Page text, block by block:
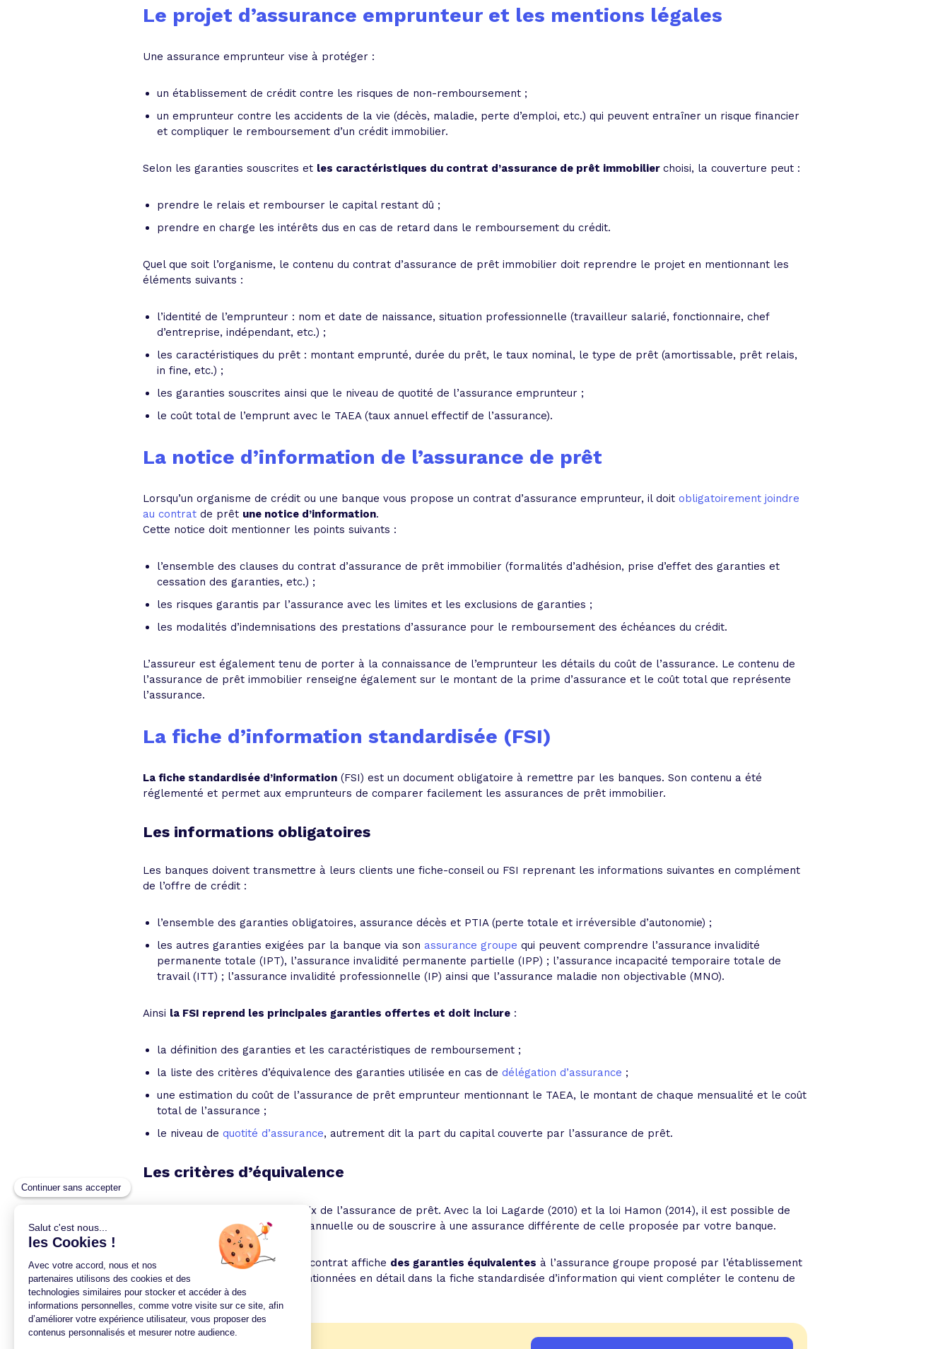
Le projet d’assurance emprunteur et les mentions légales
Une assurance emprunteur vise à protéger :
un établissement de crédit contre les risques de non-remboursement ;
un emprunteur contre les accidents de la vie (décès, maladie, perte d’emploi, etc.) qui peuvent entraîner un risque financier
et compliquer le remboursement d’un crédit immobilier.
Selon les garanties souscrites et les caractéristiques du contrat d’assurance de prêt immobilier choisi, la couverture peut :
prendre le relais et rembourser le capital restant dû ;
prendre en charge les intérêts dus en cas de retard dans le remboursement du crédit.
Quel que soit l’organisme, le contenu du contrat d’assurance de prêt immobilier doit reprendre le projet en mentionnant les
éléments suivants :
l’identité de l’emprunteur : nom et date de naissance, situation professionnelle (travailleur salarié, fonctionnaire, chef
d’entreprise, indépendant, etc.) ;
les caractéristiques du prêt : montant emprunté, durée du prêt, le taux nominal, le type de prêt (amortissable, prêt relais,
in fine, etc.) ;
les garanties souscrites ainsi que le niveau de quotité de l’assurance emprunteur ;
le coût total de l’emprunt avec le TAEA (taux annuel effectif de l’assurance).
La notice d’information de l’assurance de prêt
Lorsqu’un organisme de crédit ou une banque vous propose un contrat d’assurance emprunteur, il doit obligatoirement joindre
au contrat de prêt une notice d’information.
Cette notice doit mentionner les points suivants :
l’ensemble des clauses du contrat d’assurance de prêt immobilier (formalités d’adhésion, prise d’effet des garanties et
cessation des garanties, etc.) ;
les risques garantis par l’assurance avec les limites et les exclusions de garanties ;
les modalités d’indemnisations des prestations d’assurance pour le remboursement des échéances du crédit.
L’assureur est également tenu de porter à la connaissance de l’emprunteur les détails du coût de l’assurance. Le contenu de
l’assurance de prêt immobilier renseigne également sur le montant de la prime d’assurance et le coût total que représente
l’assurance.
La fiche d’information standardisée (FSI)
La fiche standardisée d’information (FSI) est un document obligatoire à remettre par les banques. Son contenu a été
réglementé et permet aux emprunteurs de comparer facilement les assurances de prêt immobilier.
Les informations obligatoires
Les banques doivent transmettre à leurs clients une fiche-conseil ou FSI reprenant les informations suivantes en complément
de l’offre de crédit :
l’ensemble des garanties obligatoires, assurance décès et PTIA (perte totale et irréversible d’autonomie) ;
les autres garanties exigées par la banque via son assurance groupe qui peuvent comprendre l’assurance invalidité
permanente totale (IPT), l’assurance invalidité permanente partielle (IPP) ; l’assurance incapacité temporaire totale de
travail (ITT) ; l’assurance invalidité professionnelle (IP) ainsi que l’assurance maladie non objectivable (MNO).
Ainsi la FSI reprend les principales garanties offertes et doit inclure :
la définition des garanties et les caractéristiques de remboursement ;
la liste des critères d’équivalence des garanties utilisée en cas de délégation d’assurance ;
une estimation du coût de l’assurance de prêt emprunteur mentionnant le TAEA, le montant de chaque mensualité et le coût
total de l’assurance ;
le niveau de quotité d’assurance, autrement dit la part du capital couverte par l’assurance de prêt.
Les critères d’équivalence
La FSI s’inscrit dans le libre choix de l’assurance de prêt. Avec la loi Lagarde (2010) et la loi Hamon (2014), il est possible de
résilier son contratà échéance annuelle ou de souscrire à une assurance différente de celle proposée par votre banque.
Toutefois, il faut que le nouveau contrat affiche des garanties équivalentes à l’assurance groupe proposé par l’établissement
prêteur. Ces dernières sont mentionnées en détail dans la fiche standardisée d’information qui vient compléter le contenu de
votre offre de prêt immobilier.